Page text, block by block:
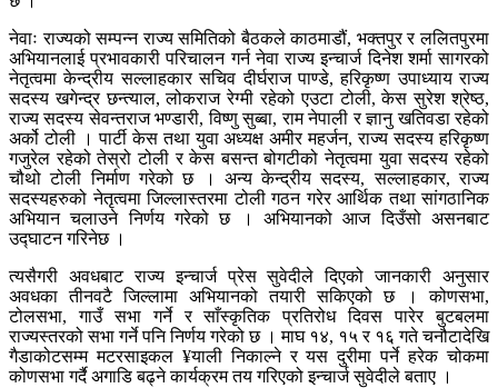
नेवाः राज्यको सम्पन्न राज्य समितिको बैठकले काठमाडौं, भक्तपुर र ललितपुरमा
अभियानलाई प्रभावकारी परिचालन गर्न नेवा राज्य इन्चार्ज दिनेश शर्मा सागरको
नेतृत्वमा केन्द्रीय सल्लाहकार सचिव दीर्घराज पाण्डे, हरिकृष्ण उपाध्याय राज्य
सदस्य खगेन्द्र छन्त्याल, लोकराज रेग्मी रहेको एउटा टोली, केस सुरेश श्रेष्ठ,
राज्य सदस्य सेवन्तराज भण्डारी, विष्णु सुब्बा, राम नेपाली र ज्ञानु खतिवडा रहेको
अर्को टोली । पार्टी केस तथा युवा अध्यक्ष अमीर महर्जन, राज्य सदस्य हरिकृष्ण
गजुरेल रहेको तेस्रो टोली र केस बसन्त बोगटीको नेतृत्वमा युवा सदस्य रहेको
चौथो टोली निर्माण गरेको छ । अन्य केन्द्रीय सदस्य, सल्लाहकार, राज्य
सदस्यहरुको नेतृत्वमा जिल्लास्तरमा टोली गठन गरेर आर्थिक तथा सांगठानिक
अभियान चलाउने निर्णय गरेको छ । अभियानको आज दिउँसो असनबाट
उद्घाटन गरिनेछ ।
त्यसैगरी अवधबाट राज्य इन्चार्ज प्रेस सुवेदीले दिएको जानकारी अनुसार
अवधका तीनवटै जिल्लामा अभियानको तयारी सकिएको छ । कोणसभा,
टोलसभा, गाउँ सभा गर्ने र साँस्कृतिक प्रतिरोध दिवस पारेर बुटबलमा
राज्यस्तरको सभा गर्ने पनि निर्णय गरेको छ । माघ १४, १५ र १६ गते चनौटादेखि
गैडाकोटसम्म मटरसाइकल ¥याली निकाल्ने र यस दुरीमा पर्ने हरेक चोकमा
कोणसभा गर्दै अगाडि बढ्ने कार्यक्रम तय गरिएको इन्चार्ज सुवेदीले बताए ।